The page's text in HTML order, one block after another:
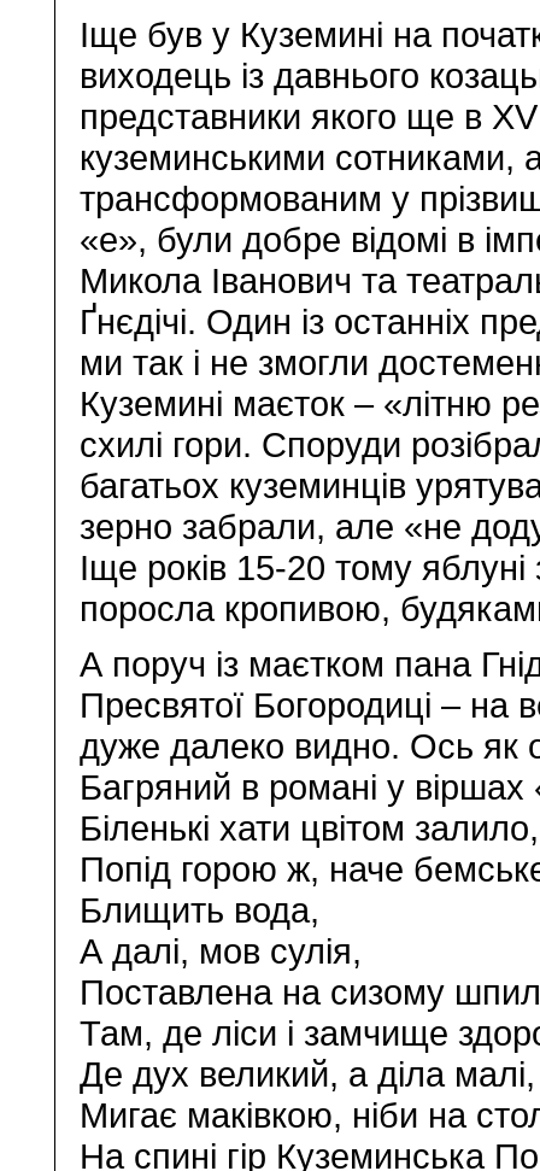
Іще був у Куземині на
виходець із давнього
представники якого ще в
куземинськими сотниками, а
трансформованим у
«е», були добре відомі в
Микола Іванович та
Ґнєдічі. Один із останніх
ми так і не змогли
Куземині маєток – «літню
схилі гори. Споруди
багатьох куземинців
зерно забрали, але «не
Іще років 15-20 тому
поросла кропивою,
А поруч із маєтком пана
Пресвятої Богородиці – на
дуже далеко видно. Ось як
Багряний в романі у
Біленькі хати цвітом залило,
Попід горою ж, наче
Блищить вода,
А далі, мов сулія,
Поставлена на сизому
Там, де ліси і замчище
Де дух великий, а діла малі,
Мигає маківкою, ніби на
На спині гір Куземинська